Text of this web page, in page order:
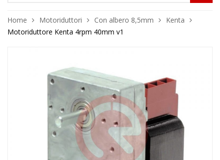
Home Motoriduttori Con albero 8,5mm
Kenta
Motoriduttore Kenta 4rpm 40mm v1